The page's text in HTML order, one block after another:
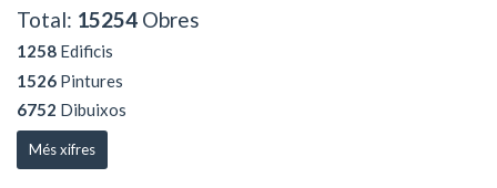
Total: 15254 Obres
1258 Edificis
1526 Pintures
6752 Dibuixos
Més xifres